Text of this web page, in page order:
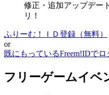
修正・追加アップデー
リ！
ふりーむ！ＩＤ登録（無料）
or
既にもっているFreem!IDでロ
フリーゲームイベ